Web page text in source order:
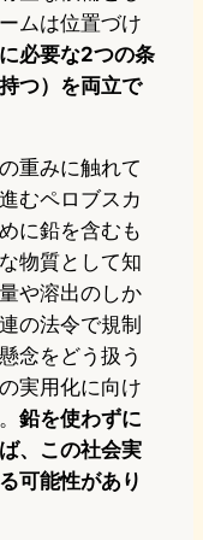
ムは位置づけ
必要な2つの条
つ）を両立で
重みに触れて
むペロブスカ
に鉛を含むも
物質として知
や溶出のしか
の法令で規制
念をどう扱う
実用化に向け
鉛を使わずに
、この社会実
可能性があり